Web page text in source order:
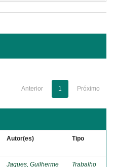
Anterior 1 Próximo
Autor(es) Tipo
Jaques, Guilherme
Trabalho